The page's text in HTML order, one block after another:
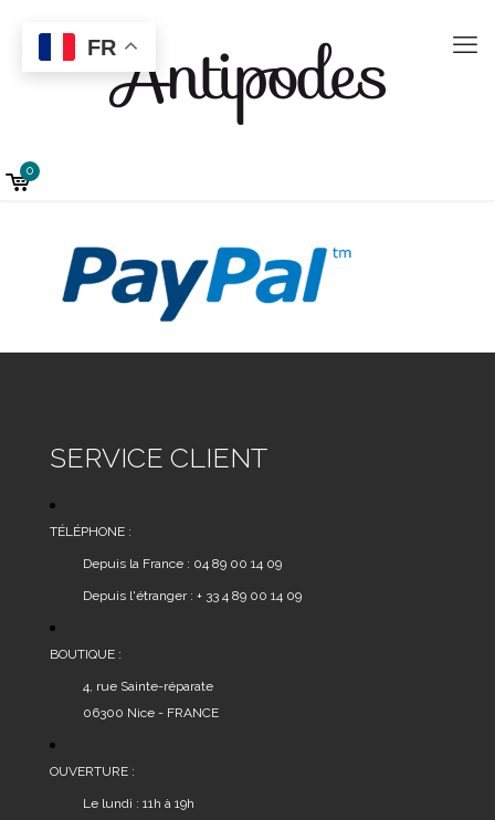
0
SERVICE CLIENT
TÉLÉPHONE :
Depuis la France : 04 89 00 14 09
Depuis l'étranger : + 33 4 89 00 14 09
BOUTIQUE :
4, rue Sainte-réparate
06300 Nice - FRANCE
OUVERTURE :
Le lundi : 11h à 19h
FR